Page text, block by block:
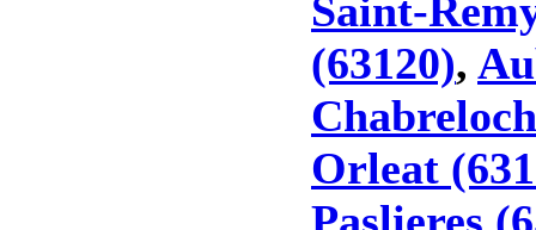
Saint-
(63120),
Orleat